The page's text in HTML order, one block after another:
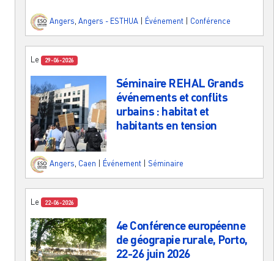
Angers, Angers - ESTHUA Événement Conférence
Le 29-06-2026
Séminaire REHAL Grands
événements et conflits
urbains : habitat et
habitants en tension
Angers Caen Événement Séminaire
Le 22-06-2026
4e Conférence européenne
de géograpie rurale, Porto,
22-26 juin 2026